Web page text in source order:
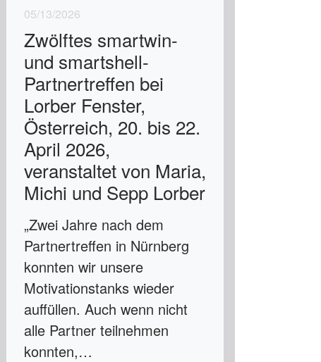
05/13/2026
Zwölftes smartwin-
und smartshell-
Partnertreffen bei
Lorber Fenster,
Österreich, 20. bis 22.
April 2026,
veranstaltet von Maria,
Michi und Sepp Lorber
„Zwei Jahre nach dem
Partnertreffen in Nürnberg
konnten wir unsere
Motivationstanks wieder
auffüllen. Auch wenn nicht
alle Partner teilnehmen
konnten,…